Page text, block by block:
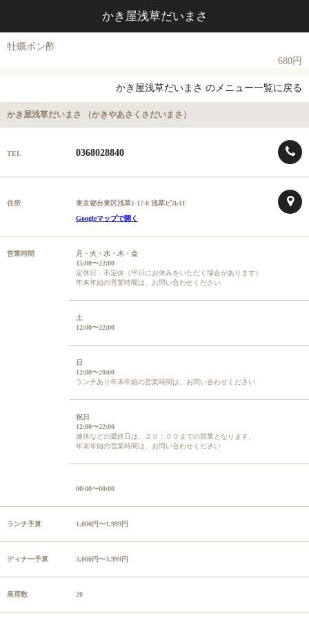
かき屋浅草だいまさ
牡蠣ポン酢
680円
かき屋浅草だいまさ のメニュー一覧に戻る
かき屋浅草だいまさ （かきやあさくさだいまさ）
TEL 0368028840
住所
東京都台東区浅草1-17-8 浅草ビル1F
Googleマップで開く
営業時間
月・火・水・木・金
15:00〜22:00
定休日：不定休（平日にお休みをいただく場合があります）
年末年始の営業時間は、お問い合わせください
土
12:00〜22:00
日
12:00〜20:00
ランチあり年末年始の営業時間は、お問い合わせください
祝日
12:00〜22:00
連休などの最終日は、２０：００までの営業となります。
年末年始の営業時間は、お問い合わせください
00:00〜00:00
ランチ予算 1,000円〜1,999円
ディナー予算 3,000円〜3,999円
座席数 20